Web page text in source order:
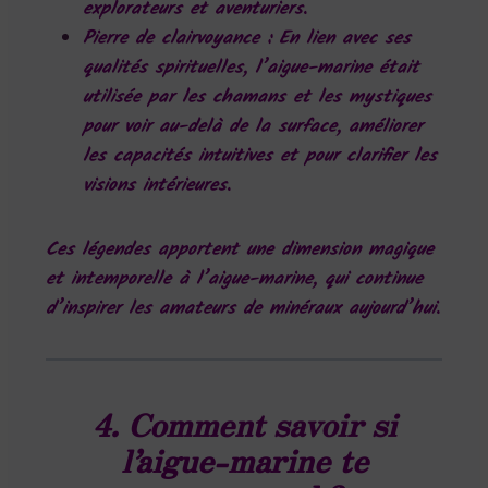
explorateurs et aventuriers.
Pierre de clairvoyance: En lien avec ses
qualités spirituelles, l’aigue-marine était
utilisée par les chamans et les mystiques
pour voir au-delà de la surface, améliorer
les capacités intuitives et pour clarifier les
visions intérieures.
Ces légendes apportent une dimension magique
et intemporelle à l’aigue-marine, qui continue
d’inspirer les amateurs de minéraux aujourd’hui.
4. Comment savoir si
l’aigue-marine te